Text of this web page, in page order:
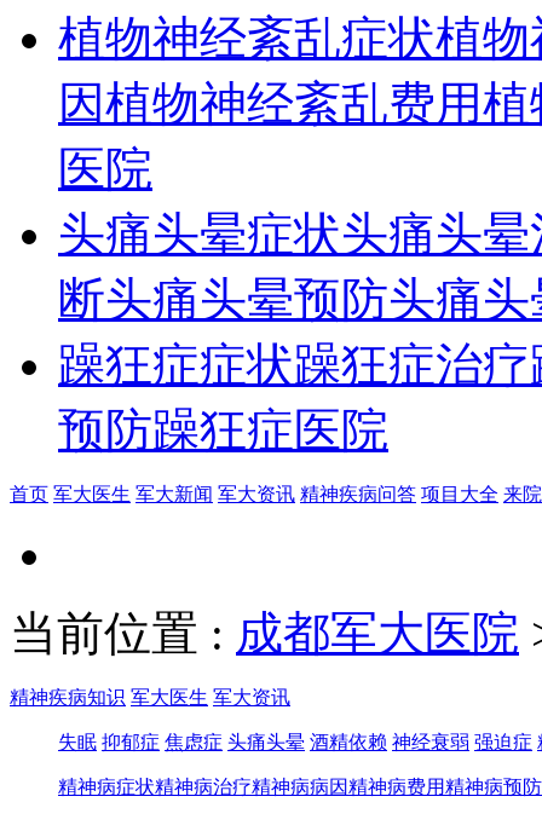
植物神经紊乱症状植物
因植物神经紊乱费用植
医院
头痛头晕症状头痛头
断头痛头晕预防头痛
躁狂症症状躁狂症治疗
预防躁狂症医院
首页 军大医生 军大新闻 军大资讯 精神疾病问答 项目大全 来
当前位置 : 成都军大医院
精神疾病知识 军大医生 军大资讯
失眠 抑郁症 焦虑症 头痛头晕 酒精依赖 神经衰弱 强迫症
精神病症状精神病治疗精神病病因精神病费用精神病预防